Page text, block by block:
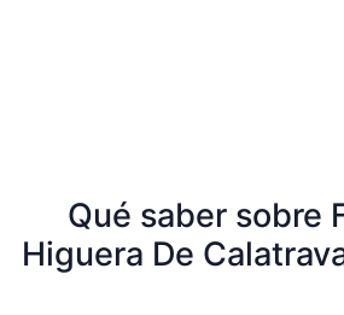
Qué saber sobre
Higuera De